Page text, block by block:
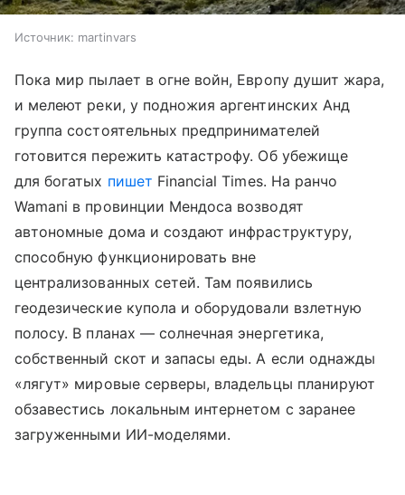
Источник: martinvars
Пока мир пылает в огне войн, Европу душит жара,
и мелеют реки, у подножия аргентинских Анд
группа состоятельных предпринимателей
готовится пережить катастрофу. Об убежище
для богатых пишет Financial Times. На ранчо
Wamani в провинции Мендоса возводят
автономные дома и создают инфраструктуру,
способную функционировать вне
централизованных сетей. Там появились
геодезические купола и оборудовали взлетную
полосу. В планах — солнечная энергетика,
собственный скот и запасы еды. А если однажды
«лягут» мировые серверы, владельцы планируют
обзавестись локальным интернетом с заранее
загруженными ИИ-моделями.